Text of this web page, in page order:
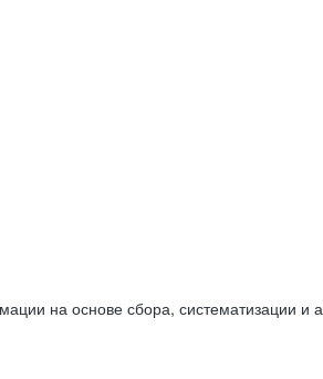
на основе сбора, систематизации и